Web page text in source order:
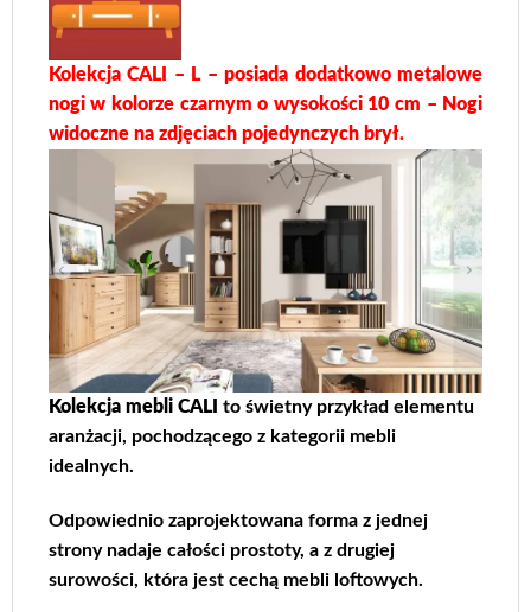
Kolekcja CALI – L – posiada dodatkowo metalowe
nogi w kolorze czarnym o wysokości 10 cm – Nogi
widoczne na zdjęciach pojedynczych brył.
Kolekcja mebli CALI to świetny przykład elementu
aranżacji, pochodzącego z kategorii mebli
idealnych.
Odpowiednio zaprojektowana forma z jednej
strony nadaje całości prostoty, a z drugiej
surowości, która jest cechą mebli loftowych.